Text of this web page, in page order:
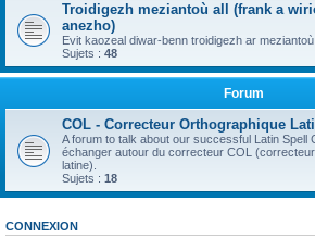
Troidigezh meziantoù all (frank a
anezho)
Evit kaozeal diwar-benn troidigezh ar
Sujets : 48
Forum
COL - Correcteur Orthographique
A forum to talk about our successful Latin Spell
échanger autour du correcteur COL
latine).
Sujets : 18
CONNEXION